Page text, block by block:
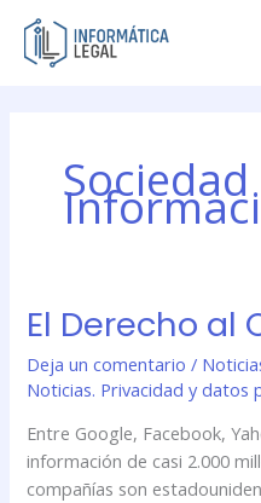
contenido
Sociedad
El Derecho al
Deja un comentario /
Noticias. Privacidad y datos
Entre Google, Facebook,
información de casi 2.000
compañías son
El
al
Olvido
digital